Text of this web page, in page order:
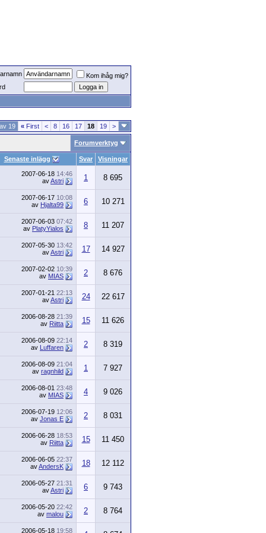
Kom ihåg mig?
19 « First < 8 16 17 18 19 >
Forumverktyg
Senaste inlägg Svar Visningar
2007-06-18 14:46
avAstri 1 8 695
2007-06-17 10:08
av Hjalta99 6 10 271
2007-06-03 07:42
av PlatyYialos 8 11 207
2007-05-30 13:42
avAstri 17 14 927
2007-02-02 10:39
av MIAS 2 8 676
2007-01-21 22:13
avAstri 24 22 617
2006-08-28 21:39
av Riitta 15 11 626
2006-08-09 22:14
av Luffaren 2 8 319
2006-08-09 21:04
av ragnhild 1 7 927
2006-08-01 23:48
av MIAS 4 9 026
2006-07-19 12:06
av Jonas E 2 8 031
2006-06-28 18:53
av Riitta 15 11 450
2006-06-05 22:37
avAndersK 18 12 112
2006-05-27 21:31
avAstri 6 9 743
2006-05-20 22:42
av malou 2 8 764
2006-05-18 19:58